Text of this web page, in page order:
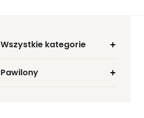
Wszystkie kategorie
Pawilony